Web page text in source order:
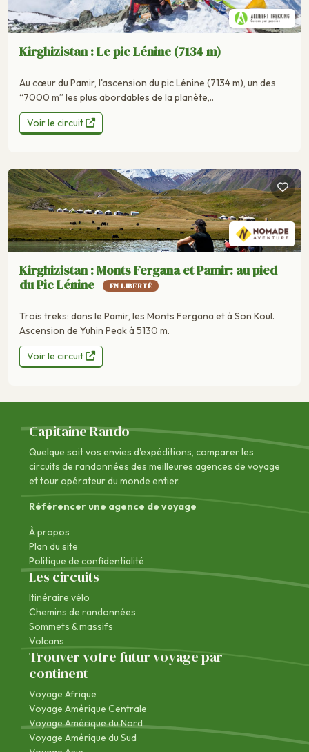
Kirghizistan : Le pic Lénine (7134 m)
Au cœur du Pamir, l'ascension du pic Lénine (7134 m), un des
“7000 m” les plus abordables de la planète,..
Voir le circuit
Kirghizistan : Monts Fergana et Pamir: au pied
du Pic Lénine
EN LIBERTÉ
Trois treks: dans le Pamir, les Monts Fergana et à Son Koul.
Ascension de Yuhin Peak à 5130 m.
Voir le circuit
Capitaine Rando
Quelque soit vos envies d'expéditions, comparer les
circuits de randonnées des meilleures agences de voyage
et tour opérateur du monde entier.
Référencer une agence de voyage
À propos
Plan du site
Politique de confidentialité
Les circuits
Itinéraire vélo
Chemins de randonnées
Sommets & massifs
Volcans
Trouver votre futur voyage par
continent
Voyage Afrique
Voyage Amérique Centrale
Voyage Amérique du Nord
Voyage Amérique du Sud